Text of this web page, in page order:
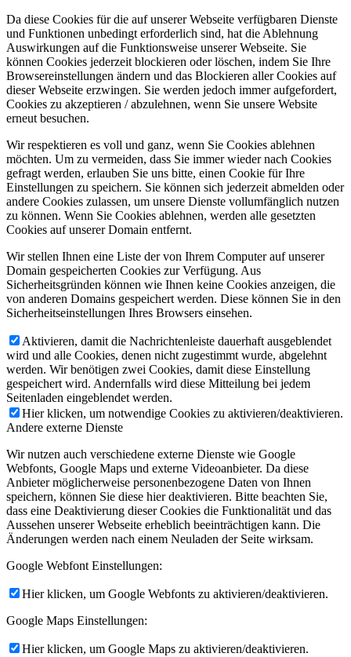
Da diese Cookies für die auf unserer Webseite verfügbaren Dienste
und Funktionen unbedingt erforderlich sind, hat die Ablehnung
Auswirkungen auf die Funktionsweise unserer Webseite. Sie
können Cookies jederzeit blockieren oder löschen, indem Sie Ihre
Browsereinstellungen ändern und das Blockieren aller Cookies auf
dieser Webseite erzwingen. Sie werden jedoch immer aufgefordert,
Cookies zu akzeptieren / abzulehnen, wenn Sie unsere Website
erneut besuchen.
Wir respektieren es voll und ganz, wenn Sie Cookies ablehnen
möchten. Um zu vermeiden, dass Sie immer wieder nach Cookies
gefragt werden, erlauben Sie uns bitte, einen Cookie für Ihre
Einstellungen zu speichern. Sie können sich jederzeit abmelden oder
andere Cookies zulassen, um unsere Dienste vollumfänglich nutzen
zu können. Wenn Sie Cookies ablehnen, werden alle gesetzten
Cookies auf unserer Domain entfernt.
Wir stellen Ihnen eine Liste der von Ihrem Computer auf unserer
Domain gespeicherten Cookies zur Verfügung. Aus
Sicherheitsgründen können wie Ihnen keine Cookies anzeigen, die
von anderen Domains gespeichert werden. Diese können Sie in den
Sicherheitseinstellungen Ihres Browsers einsehen.
Aktivieren, damit die Nachrichtenleiste dauerhaft ausgeblendet
wird und alle Cookies, denen nicht zugestimmt wurde, abgelehnt
werden. Wir benötigen zwei Cookies, damit diese Einstellung
gespeichert wird. Andernfalls wird diese Mitteilung bei jedem
Seitenladen eingeblendet werden.
Hier klicken, um notwendige Cookies zu aktivieren/deaktivieren.
Andere externe Dienste
Wir nutzen auch verschiedene externe Dienste wie Google
Webfonts, Google Maps und externe Videoanbieter. Da diese
Anbieter möglicherweise personenbezogene Daten von Ihnen
speichern, können Sie diese hier deaktivieren. Bitte beachten Sie,
dass eine Deaktivierung dieser Cookies die Funktionalität und das
Aussehen unserer Webseite erheblich beeinträchtigen kann. Die
Änderungen werden nach einem Neuladen der Seite wirksam.
Google Webfont Einstellungen:
Hier klicken, um Google Webfonts zu aktivieren/deaktivieren.
Google Maps Einstellungen:
Hier klicken, um Google Maps zu aktivieren/deaktivieren.